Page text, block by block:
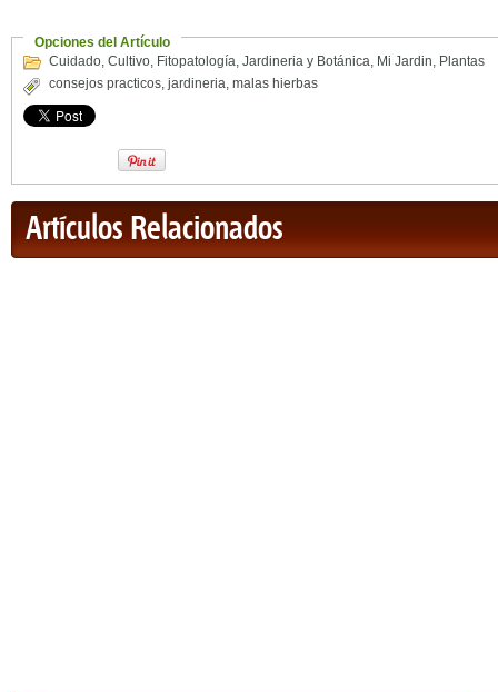
Opciones del Artículo
Cuidado, Cultivo, Fitopatología, Jardineria y Botánica, Mi Jardin, Plantas
consejos practicos, jardineria, malas hierbas
Artículos Relacionados